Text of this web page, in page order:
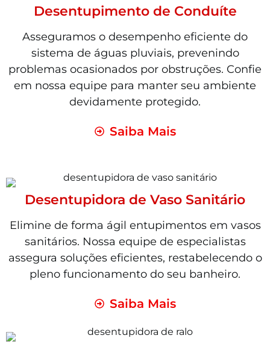
Desentupimento de Conduíte
Asseguramos o desempenho eficiente do
sistema de águas pluviais, prevenindo
problemas ocasionados por obstruções. Confie
em nossa equipe para manter seu ambiente
devidamente protegido.
Saiba Mais
Desentupidora de Vaso Sanitário
Elimine de forma ágil entupimentos em vasos
sanitários. Nossa equipe de especialistas
assegura soluções eficientes, restabelecendo o
pleno funcionamento do seu banheiro.
Saiba Mais